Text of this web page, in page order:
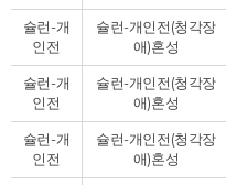
슐런-개
인전
슐런-개인전(청각장
애)혼성
슐런-개
인전
슐런-개인전(청각장
애)혼성
슐런-개
인전
슐런-개인전(청각장
애)혼성